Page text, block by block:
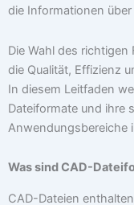
die Informationen
Die Wahl des
die Qualität, Effizienz
In diesem Leitfaden
Dateiformate und ihre
Anwendungsbereiche
Was sind CAD-
CAD-Dateien